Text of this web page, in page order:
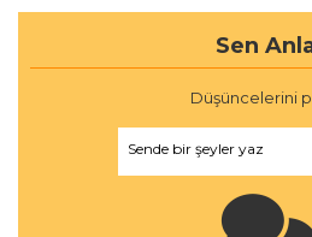
Sen
Düşüncelerini
Sende bir şeyler yaz